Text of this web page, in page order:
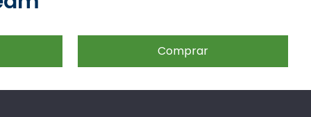
Comprar